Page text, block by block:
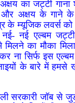
अक्षय का जट्टी
और अक्षय के गाने
के म्यूजिक लवर्स
नई- नई एल्बम
मिलने का मौका
ना सिर्फ इस
के बारे में
सरकारी जॉब से